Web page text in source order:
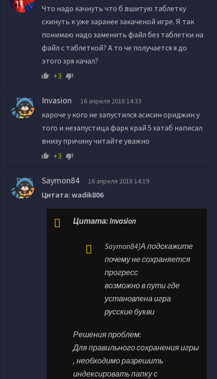
Что надо качнуть что б вшитую таблетку
скинуть к уже заранее закаченой игре. Я так
понимаю надо заменить файл без таблетки на
файл с таблеткой? А то че получается я до
этого зря качал?
+3
Invasion 16 апреля 2018 14:33
кароче у кого не запустился асисин ориджин у
того и незапустица фарк край 5 хатаб написал
внизу причину читайте уважно
+3
Saymon84 16 апреля 2018 14:19
Цитата: wadik806
Цитата: Invasion
Saymon84]А подскажите
почему не сохраняется
прогресс
возможно в пути где
установлена игра
русские букви
Решения проблем:
Для правильного сохранения игры
, необходимо разрешить
индексировать папку с